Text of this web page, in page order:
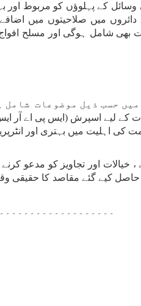
کے پہلوؤں کو مربوط اور
میں صلاحیتوں میں
بھی شامل ہوگی اور مسلح
حسب ذیل موضوعات شامل
لیے اسپرش (ایس پی اے آر ایس
کی اہلیت میں بہتری اور
اور تجاویز کو مدعو
کیے گئے مقاصد کا حقیقی